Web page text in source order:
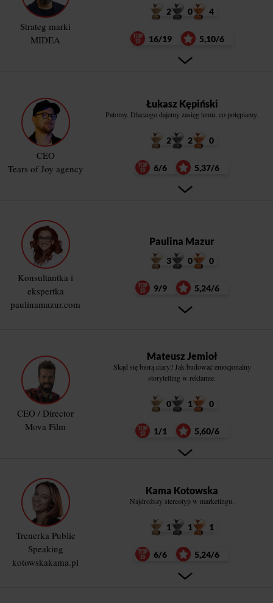
Strateg marki
MIDEA
2 0 4
16/19 5,10/6
CEO
Tears of Joy agency
Łukasz Kępiński
Patomy. Dlaczego dajemy zasięg temu, co potępiamy.
2 2 0
6/6 5,37/6
Konsultantka i
ekspertka
paulinamazur.com
Paulina Mazur
3 0 0
9/9 5,24/6
CEO / Director
Mova Film
Mateusz Jemioł
Skąd się biorą ciary? Jak budować emocjonalny
storytelling w reklamie.
0 1 0
1/1 5,60/6
Trenerka Public
Speaking
kotowskakama.pl
Kama Kotowska
Najdroższy stereotyp w marketingu.
1 1 1
6/6 5,24/6